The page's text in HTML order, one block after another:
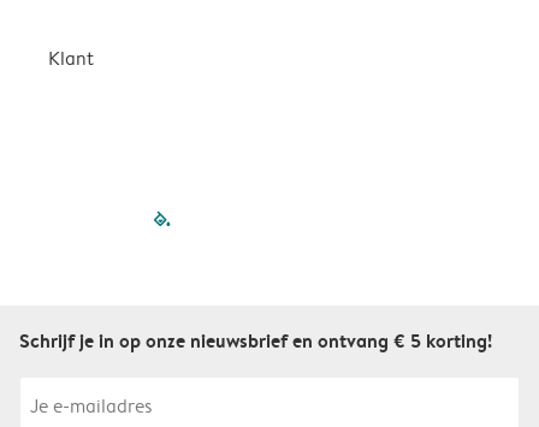
Klant
filled-pagination
Schrijf je in op onze nieuwsbrief en ontvang € 5 korting!